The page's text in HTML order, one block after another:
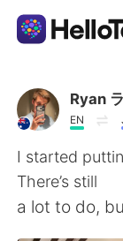
AI
Deutsch
Ryan
EN
I started
There’s still
a lot to do,